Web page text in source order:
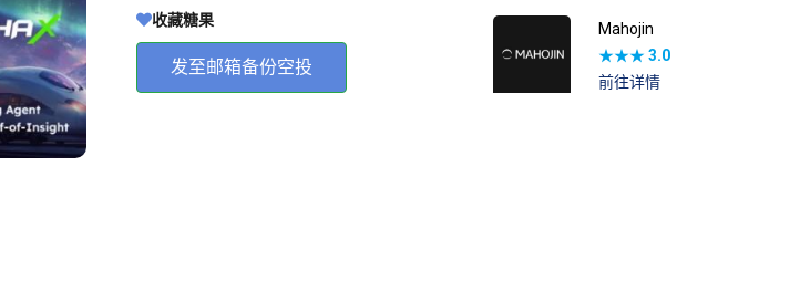
收藏糖果
发至邮箱备份空投
Mahojin
★★★3.0
前往详情